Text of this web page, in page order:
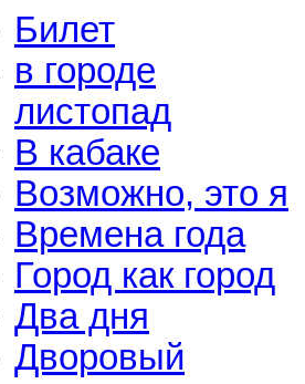
Билет
в городе
листопад
В кабаке
Возможно, это я
Времена года
Город как город
Два дня
Дворовый